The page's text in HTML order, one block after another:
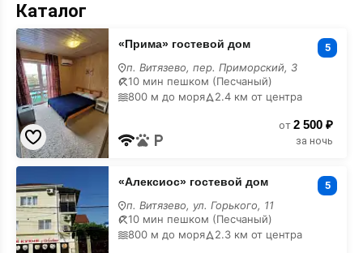
Каталог
«Прима»
гостевой
дом
на
карте
«Прима» гостевой дом 5
п. Витязево, пер. Приморский, 3
10 мин пешком (Песчаный)
800 м до моря
2.4 км от центра
от 2 500 ₽
за ночь
«Алексиос»
гостевой
дом
на
карте
«Алексиос» гостевой дом 5
п. Витязево, ул. Горького, 11
10 мин пешком (Песчаный)
800 м до моря
2.3 км от центра